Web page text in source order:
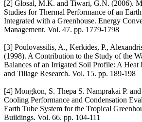
[2] Glosal, M.K. and Tiwari, G.N. (2006).
Studies for Thermal Performance of an
Integrated with a Greenhouse. Energy
Management. Vol. 47. pp. 1779-1798
[3] Poulovassilis, A., Kerkides, P.,
(1998). A Contribution to the Study of the
Balances of an Irrigated Soil Profile: A Heat
and Tillage Research. Vol. 15. pp. 189-198
[4] Mongkon, S. Thepa S. Namprakai P.
Cooling Performance and Condensation
Earth Tube System for the Tropical
Buildings. Vol. 66. pp. 104-111